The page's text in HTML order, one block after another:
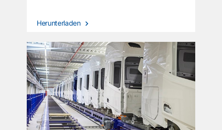
Herunterladen